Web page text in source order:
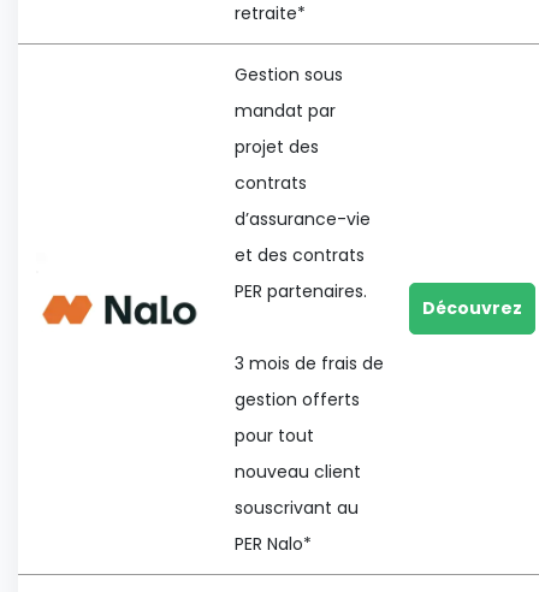
retraite*
Gestion sous
mandat par
projet des
contrats
d’assurance-vie
et des contrats
PER partenaires.
3 mois de frais de
gestion offerts
pour tout
nouveau client
souscrivant au
PER Nalo*
Découvrez